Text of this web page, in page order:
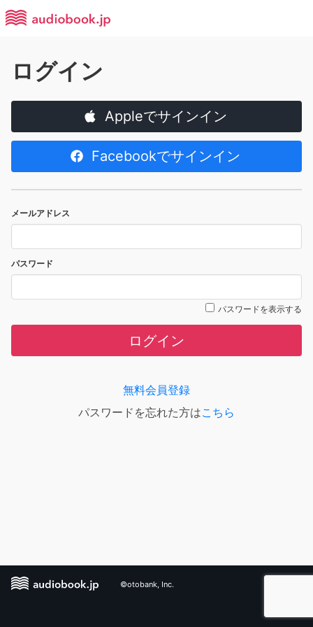
ログイン
Appleでサインイン
Facebookでサインイン
メールアドレス
パスワード
パスワードを表示する
ログイン
無料会員登録
パスワードを忘れた方はこちら
©otobank, Inc.